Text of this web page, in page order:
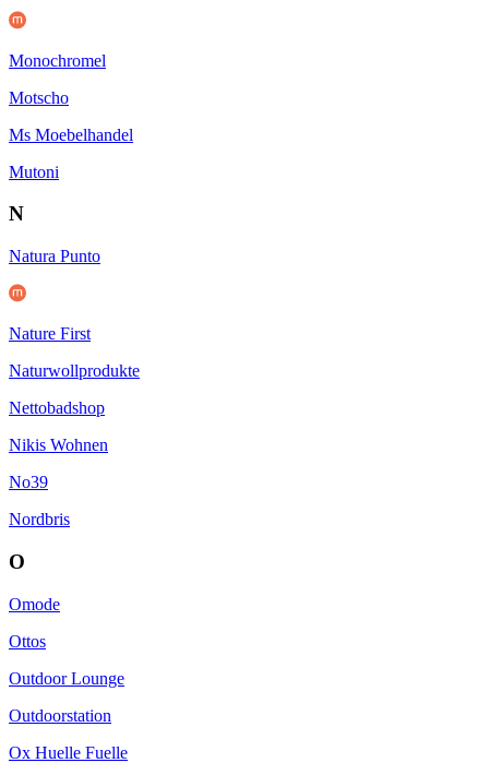
Monochromel
Motscho
Ms Moebelhandel
Mutoni
N
Natura Punto
Nature First
Naturwollprodukte
Nettobadshop
Nikis Wohnen
No39
Nordbris
O
Omode
Ottos
Outdoor Lounge
Outdoorstation
Ox Huelle Fuelle